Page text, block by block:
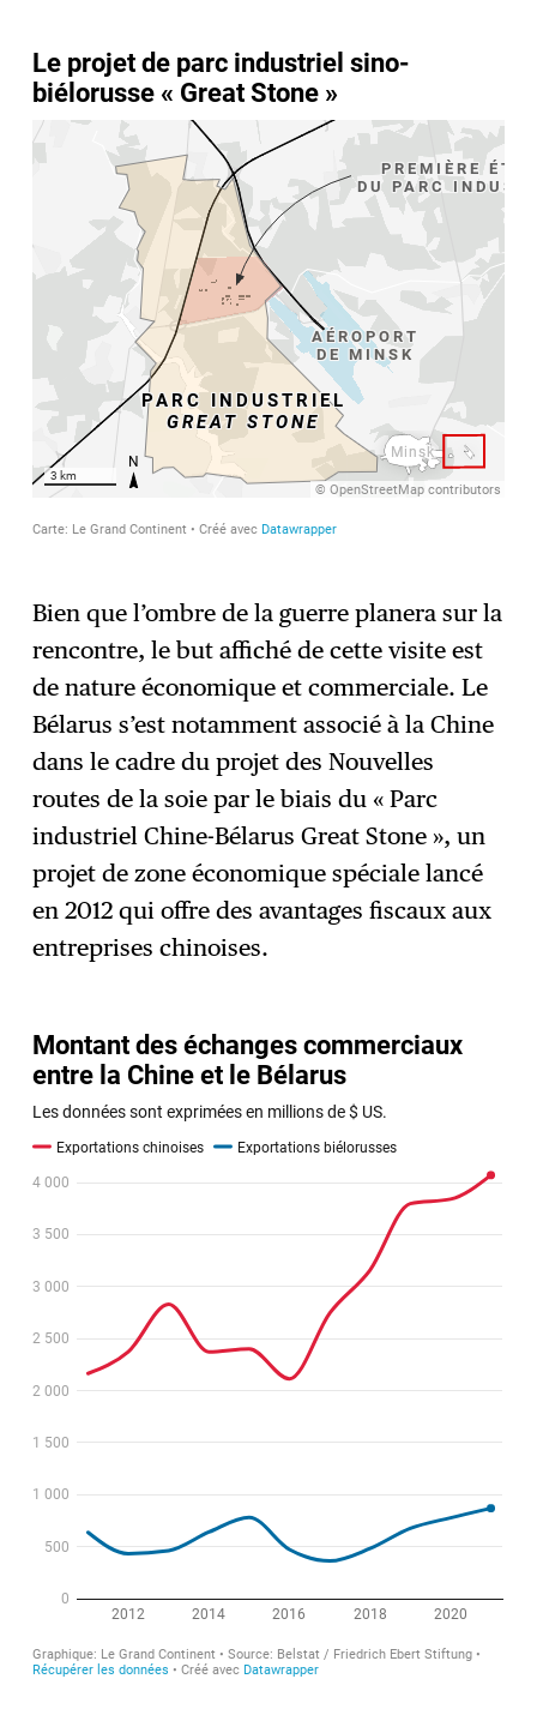
Bien que l’ombre de la guerre planera sur la
rencontre, le but affiché de cette visite est
de nature économique et commerciale. Le
Bélarus s’est notamment associé à la Chine
dans le cadre du projet des Nouvelles
routes de la soie par le biais du « Parc
industriel Chine-Bélarus Great Stone », un
projet de zone économique spéciale lancé
en 2012 qui offre des avantages fiscaux aux
entreprises chinoises.